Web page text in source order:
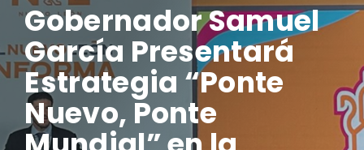
Gobernador Samuel
García Presentará
Estrategia “Ponte
Nuevo, Ponte